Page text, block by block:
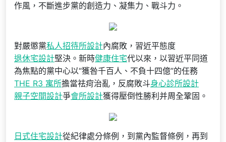
作風，不斷進步黨的創造力、凝集力、戰斗力。
對嚴懲黨私人招待所設計內腐敗，習近平態度
退休宅設計堅決。新時健康住宅代以來，以習近平同道
為焦點的黨中心以“獲咎千百人、不負十四億”的任務
THE R3 寓所擔當祛疴治亂，反腐敗斗身心診所設計
親子空間設計爭會所設計獲得壓倒性勝利并周全鞏固。
日式住宅設計從紀律處分條例，到黨內監督條例，再到